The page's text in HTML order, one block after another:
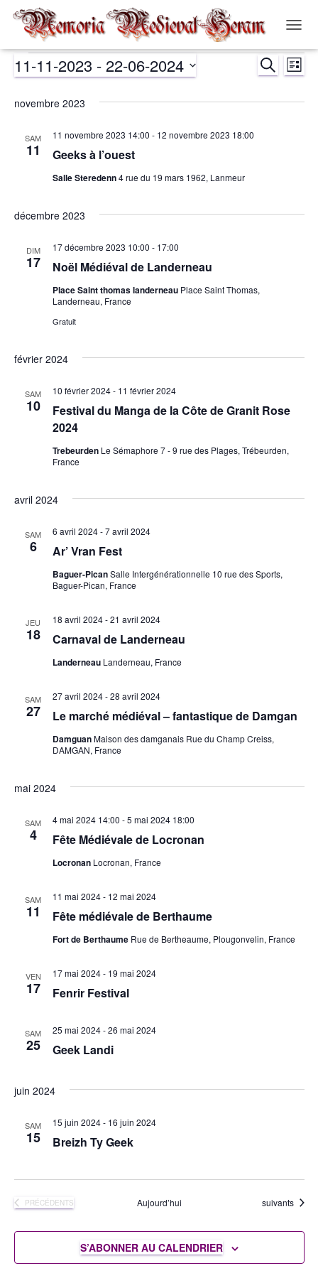
LA
Évènements
et
LISTE
11-11-2023 - 22-06-2024
une
novembre 2023
SAM
11 Geeks à l’ouest
11 novembre 2023 14:00 - 12 novembre 2023 18:00
Salle Steredenn4 rue du 19 mars 1962, Lanmeur
décembre 2023
DIM
17 Noël Médiéval de Landerneau
17 décembre 2023 10:00 - 17:00
Place Saint thomas landerneau Place Saint Thomas,
Landerneau, France
Gratuit
février 2024
SAM
10
Festival du Manga de la Côte de Granit Rose
2024
10 février 2024- 11 février 2024
Trebeurden Le Sémaphore 7 - 9 rue des Plages, Trébeurden,
France
avril 2024
SAM
6 Ar’ Vran Fest
6 avril 2024-7 avril 2024
Baguer-PicanSalle Intergénérationnelle 10 rue des Sports,
Baguer-Pican, France
JEU
18 Carnaval de Landerneau
18 avril 2024-21 avril 2024
Landerneau Landerneau, France
SAM
27 Le marché médiéval – fantastique de Damgan
27 avril 2024-28 avril 2024
DamguanMaison des damganais Rue du Champ Creiss,
DAMGAN, France
mai 2024
SAM
4 Fête Médiévale de Locronan
4 mai 2024 14:00 -5 mai 2024 18:00
Locronan Locronan, France
SAM
11 Fête médiévale de Berthaume
11 mai 2024- 12 mai 2024
Fort de Berthaume Rue de Bertheaume, Plougonvelin, France
VEN
17 Fenrir Festival
17 mai 2024- 19 mai 2024
SAM
25 Geek Landi
25 mai 2024-26 mai 2024
juin 2024
SAM
15 Breizh Ty Geek
15 juin 2024- 16 juin 2024
ÉVÈNEMENTS
PRÉCÉDENTS Aujourd’hui Évènements
suivants
S’ABONNER AU CALENDRIER